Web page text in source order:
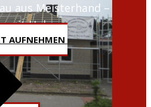
aus Meisterhand –
mit Holz
AUFNEHMEN